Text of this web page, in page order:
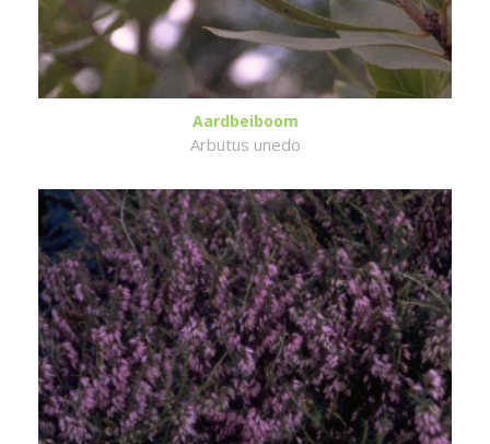
Aardbeiboom
Arbutus unedo